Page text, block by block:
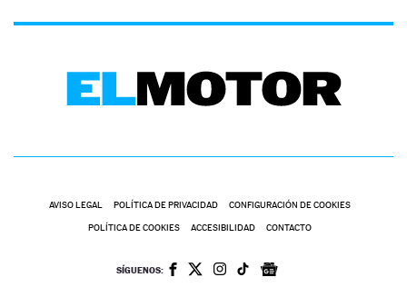
AVISO LEGAL POLÍTICA DE PRIVACIDAD CONFIGURACIÓN DE COOKIES
POLÍTICA DE COOKIES ACCESIBILIDAD CONTACTO
SÍGUENOS: